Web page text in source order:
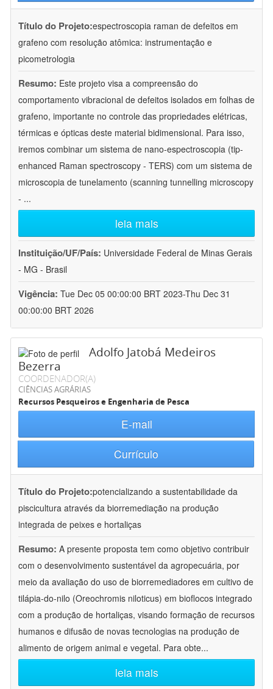
Título do Projeto:espectroscopia raman de defeitos em
grafeno com resolução atômica: instrumentação e
picometrologia
Resumo: Este projeto visa a compreensão do
comportamento vibracional de defeitos isolados em folhas de
grafeno, importante no controle das propriedades elétricas,
térmicas e ópticas deste material bidimensional. Para isso,
iremos combinar um sistema de nano-espectroscopia (tip-
enhanced Raman spectroscopy - TERS) com um sistema de
microscopia de tunelamento (scanning tunnelling microscopy
- ...
leia mais
Instituição/UF/País: Universidade Federal de Minas Gerais
- MG - Brasil
Vigência: Tue Dec 05 00:00:00 BRT 2023-Thu Dec 31
00:00:00 BRT 2026
Adolfo Jatobá Medeiros
Bezerra
COORDENADOR(A)
CIÊNCIAS AGRÁRIAS
Recursos Pesqueiros e Engenharia de Pesca
E-mail
Currículo
Título do Projeto:potencializando a sustentabilidade da
piscicultura através da biorremediação na produção
integrada de peixes e hortaliças
Resumo: A presente proposta tem como objetivo contribuir
com o desenvolvimento sustentável da agropecuária, por
meio da avaliação do uso de biorremediadores em cultivo de
tilápia-do-nilo (Oreochromis niloticus) em bioflocos integrado
com a produção de hortaliças, visando formação de recursos
humanos e difusão de novas tecnologias na produção de
alimento de origem animal e vegetal. Para obte...
leia mais